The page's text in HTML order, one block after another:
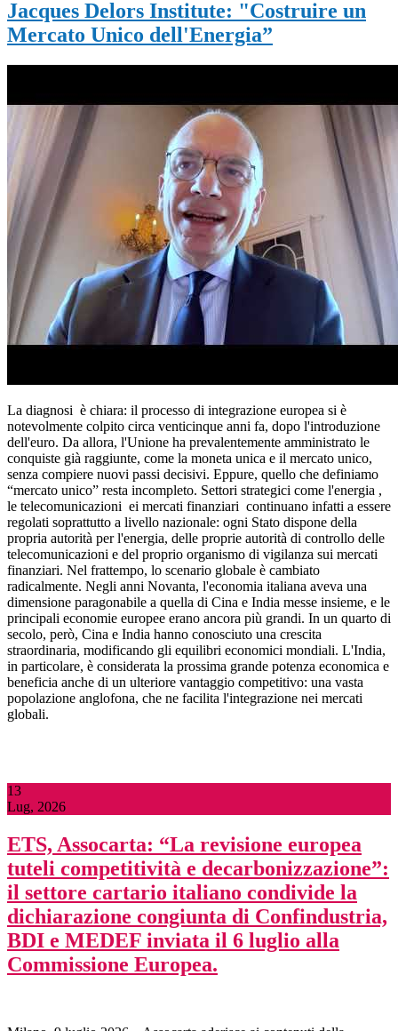
Jacques Delors Institute: "Costruire un
Mercato Unico dell'Energia”
La diagnosi è chiara: il processo di integrazione europea si è
notevolmente colpito circa venticinque anni fa, dopo l'introduzione
dell'euro. Da allora, l'Unione ha prevalentemente amministrato le
conquiste già raggiunte, come la moneta unica e il mercato unico,
senza compiere nuovi passi decisivi. Eppure, quello che definiamo
“mercato unico” resta incompleto. Settori strategici come l'energia ,
le telecomunicazioni ei mercati finanziari continuano infatti a essere
regolati soprattutto a livello nazionale: ogni Stato dispone della
propria autorità per l'energia, delle proprie autorità di controllo delle
telecomunicazioni e del proprio organismo di vigilanza sui mercati
finanziari. Nel frattempo, lo scenario globale è cambiato
radicalmente. Negli anni Novanta, l'economia italiana aveva una
dimensione paragonabile a quella di Cina e India messe insieme, e le
principali economie europee erano ancora più grandi. In un quarto di
secolo, però, Cina e India hanno conosciuto una crescita
straordinaria, modificando gli equilibri economici mondiali. L'India,
in particolare, è considerata la prossima grande potenza economica e
beneficia anche di un ulteriore vantaggio competitivo: una vasta
popolazione anglofona, che ne facilita l'integrazione nei mercati
globali.
13
Lug, 2026
ETS, Assocarta: “La revisione europea
tuteli competitività e decarbonizzazione”:
il settore cartario italiano condivide la
dichiarazione congiunta di Confindustria,
BDI e MEDEF inviata il 6 luglio alla
Commissione Europea.